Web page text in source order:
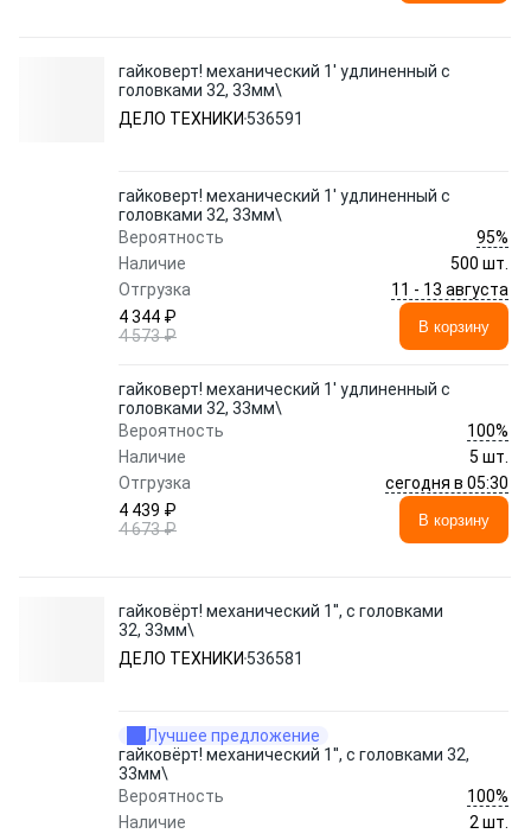
гайковерт! механический 1' удлиненный с
головками 32, 33мм\
ДЕЛО ТЕХНИКИ 536591
гайковерт! механический 1' удлиненный с
головками 32, 33мм\
Вероятность
95%
Наличие
500 шт.
Отгрузка
11 - 13 августа
4 344 ₽
4 573 ₽
В корзину
гайковерт! механический 1' удлиненный с
головками 32, 33мм\
Вероятность
100%
Наличие
5 шт.
Отгрузка
сегодня в 05:30
4 439 ₽
4 673 ₽
В корзину
гайковёрт! механический 1'', с головками
32, 33мм\
ДЕЛО ТЕХНИКИ 536581
Лучшее предложение
гайковёрт! механический 1'', с головками 32,
33мм\
Вероятность
100%
Наличие
2 шт.